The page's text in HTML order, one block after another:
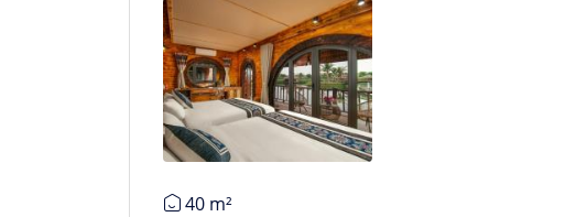
Chi tiết phòng
40 m²